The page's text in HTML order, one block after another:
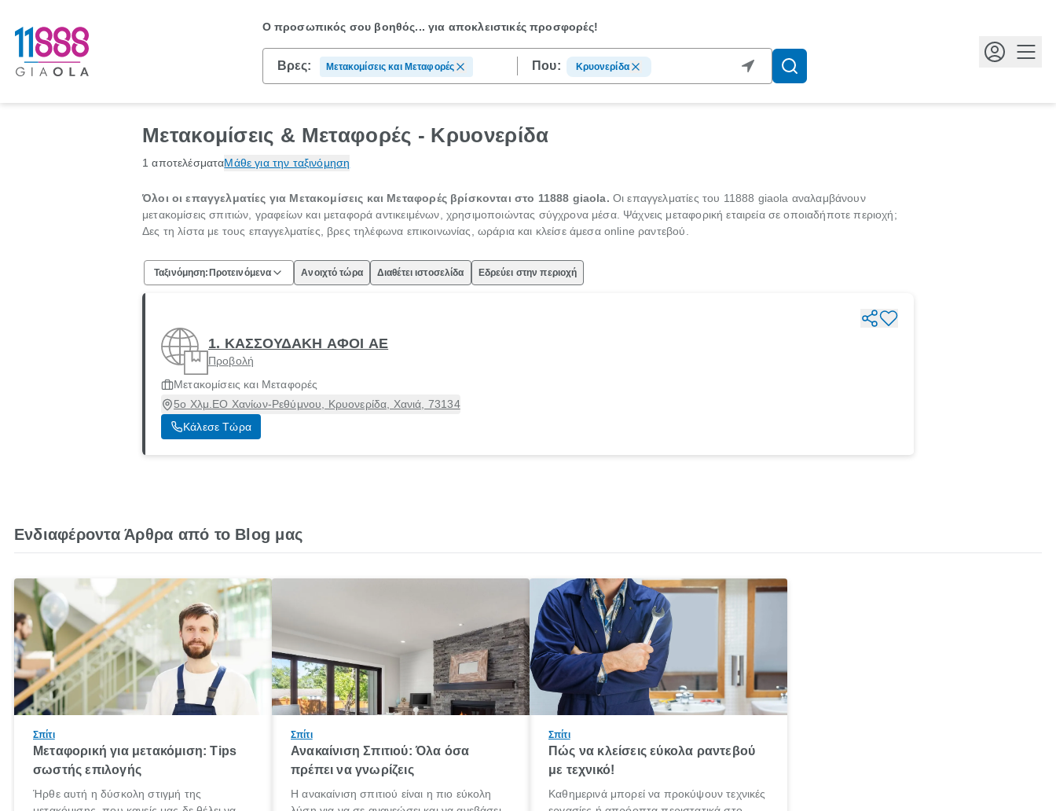
Ο προσωπικός σου βοηθός...για αποκλειστικές προσφορές!
Βρες: Μετακομίσεις και Μεταφορές Που: Κρυονερίδα
Μετακομίσεις & Μεταφορές - Κρυονερίδα
1 αποτελέσματαΜάθε για την ταξινόμηση
Όλοι οι επαγγελματίες για Μετακομίσεις και Μεταφορές βρίσκονται στο 11888 giaola. Οι επαγγελματίες του 11888 giaola αναλαμβάνουν
μετακομίσεις σπιτιών, γραφείων και μεταφορά αντικειμένων, χρησιμοποιώντας σύγχρονα μέσα. Ψάχνεις μεταφορική εταιρεία σε οποιαδήποτε περιοχή;
Δες τη λίστα με τους επαγγελματίες, βρες τηλέφωνα επικοινωνίας, ωράρια και κλείσε άμεσα online ραντεβού.
Ταξινόμηση: Προτεινόμενα Ανοιχτό τώρα Διαθέτει ιστοσελίδα Εδρεύει στην περιοχή
1. ΚΑΣΣΟΥΔΑΚΗ ΑΦΟΙ ΑΕ
Προβολή
Μετακομίσεις και Μεταφορές
5ο Χλμ.ΕΟ Χανίων-Ρεθύμνου, Κρυονερίδα, Χανιά, 73134
Κάλεσε Τώρα
Ενδιαφέροντα Άρθρα από το Blog μας
Σπίτι
Μεταφορική για μετακόμιση: Tips
σωστής επιλογής
Ήρθε αυτή η δύσκολη στιγμή της
Σπίτι
Ανακαίνιση Σπιτιού: Όλα όσα
πρέπει να γνωρίζεις
Η ανακαίνιση σπιτιού είναι η πιο εύκολη
Σπίτι
Πώς να κλείσεις εύκολα ραντεβού
με τεχνικό!
Καθημερινά μπορεί να προκύψουν τεχνικές